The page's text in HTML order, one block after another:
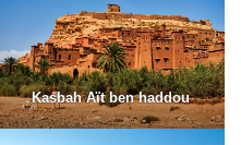
Kasbah Aït ben haddou